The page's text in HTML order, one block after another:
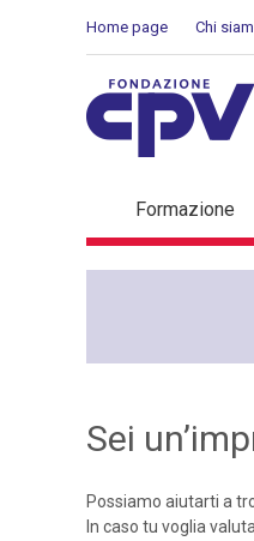
Home page Chi
Aziende
Formazione
Sei
Possiamo aiutarti a
In caso tu voglia